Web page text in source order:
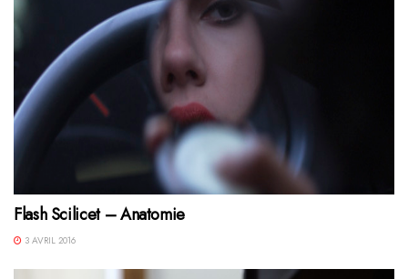
Flash Scilicet – Anatomie
3 AVRIL 2016